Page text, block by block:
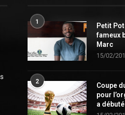
1
Petit
fameux
Marc
15/02/
2
Coupe
pour
a débuté